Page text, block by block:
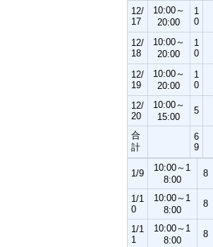
12/
17
10:00～
20:00
1
0
12/
18
10:00～
20:00
1
0
12/
19
10:00～
20:00
1
0
12/
20
10:00～
15:00
5
合
計
6
9
1/9
10:00～1
8:00
8
1/1
0
10:00～1
8:00
8
1/1
1
10:00～1
8:00
8